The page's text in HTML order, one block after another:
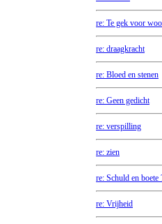
re: Te gek voor
re: draagkracht
re: Bloed en stenen
re: Geen gedicht
re: verspilling
re: zien
re: Schuld en boete
re: Vrijheid